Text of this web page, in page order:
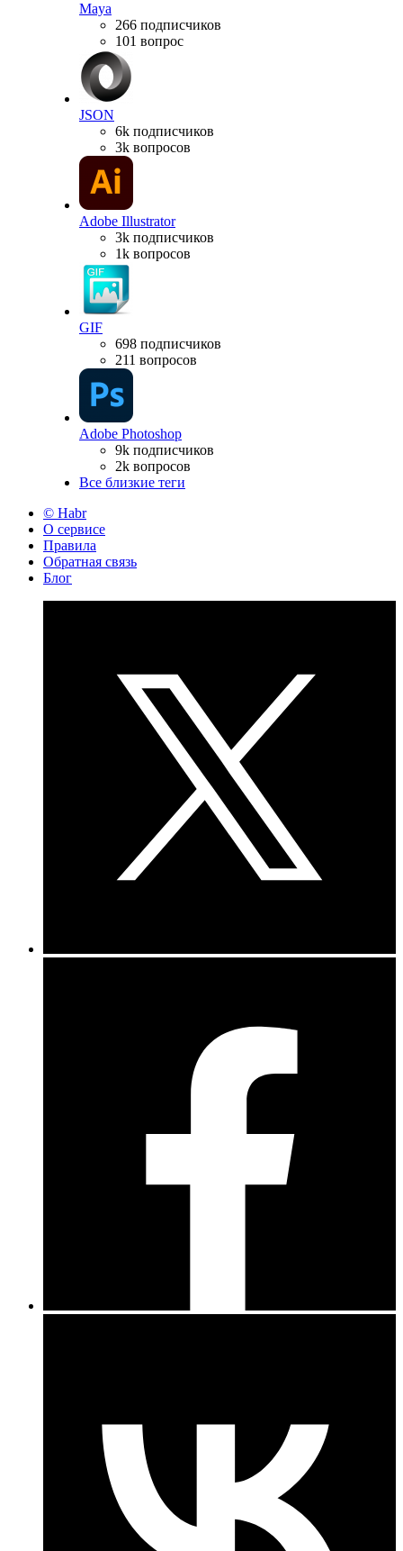
Maya
266 подписчиков
101 вопрос
JSON
6k подписчиков
3k вопросов
Adobe Illustrator
3k подписчиков
1k вопросов
GIF
698 подписчиков
211 вопросов
Adobe Photoshop
9k подписчиков
2k вопросов
Все близкие теги
© Habr
О сервисе
Правила
Обратная связь
Блог